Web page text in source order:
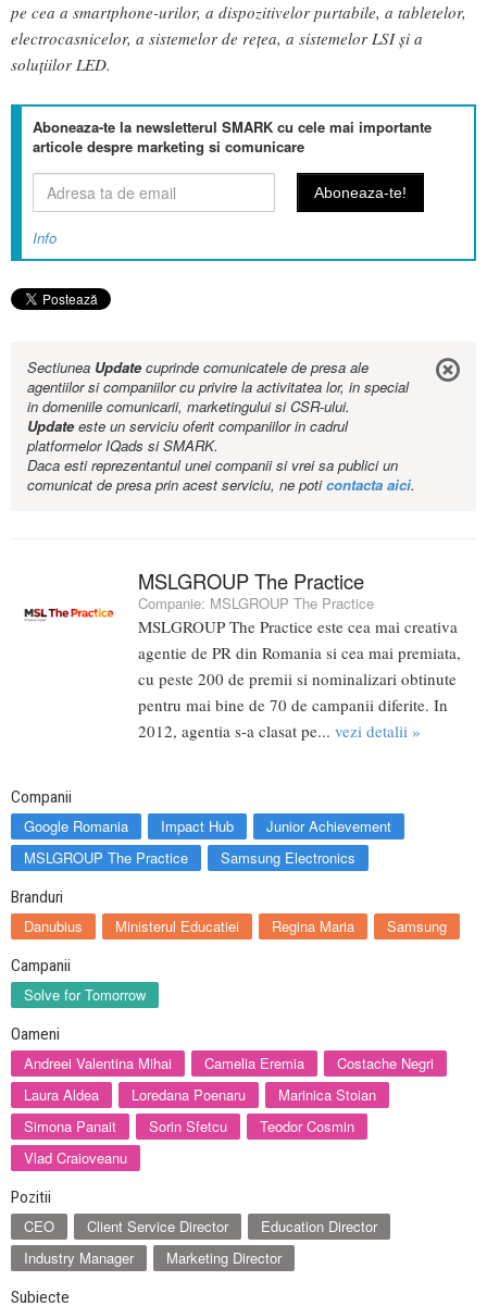
pe cea a smartphone-urilor, a dispozitivelor purtabile, a tabletelor,
electrocasnicelor, a sistemelor de rețea, a sistemelor LSI și a
soluțiilor LED.
Aboneaza-te la newsletterul SMARK cu cele mai importante
articole despre marketing si comunicare
Info
Sectiunea Updatecuprinde comunicatele de presa ale
agentiilor si companiilor cu privire la activitatea lor, in special
in domeniile comunicarii, marketingului si CSR-ului.
Updateeste un serviciu oferit companiilor in cadrul
platformelor IQads si SMARK.
Daca esti reprezentantul unei companii si vrei sa publici un
comunicat de presa prin acest serviciu, ne poticontacta aici.
MSLGROUP The Practice
Companie: MSLGROUP The Practice
MSLGROUP The Practice este cea mai creativa
agentie de PR din Romania si cea mai premiata,
cu peste 200 de premii si nominalizari obtinute
pentru mai bine de 70 de campanii diferite. In
2012, agentia s-a clasat pe... vezi detalii »
Companii
Google Romania Impact Hub
Junior Achievement
MSLGROUP The Practice
Samsung Electronics
Branduri
Danubius Ministerul Educatiei Regina Maria Samsung
Campanii
Solve for Tomorrow
Oameni
Andreei Valentina Mihai Camelia Eremia
Costache Negri
Laura Aldea
Loredana Poenaru
Marinica Stoian
Simona Panait
Sorin Sfetcu
Teodor Cosmin
Vlad Craioveanu
Pozitii
CEO Client Service Director
Education Director
Industry Manager
Marketing Director
Subiecte